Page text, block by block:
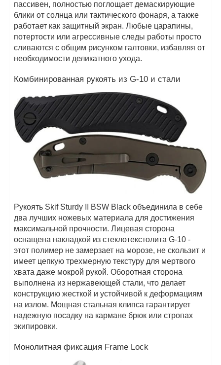
пассивен, полностью поглощает демаскирующие
блики от солнца или тактического фонаря, а также
работает как защитный экран. Любые царапины,
потертости или агрессивные следы работы просто
сливаются с общим рисунком галтовки, избавляя от
необходимости деликатного ухода.
Комбинированная рукоять из G-10 и стали
Рукоять Skif Sturdy II BSW Black объединила в себе
два лучших ножевых материала для достижения
максимальной прочности. Лицевая сторона
оснащена накладкой из стеклотекстолита G-10 -
этот полимер не замерзает на морозе, не скользит и
имеет цепкую трехмерную текстуру для мертвого
хвата даже мокрой рукой. Оборотная сторона
выполнена из нержавеющей стали, что делает
конструкцию жесткой и устойчивой к деформациям
на излом. Мощная стальная клипса гарантирует
надежную посадку на кармане брюк или стропах
экипировки.
Монолитная фиксация Frame Lock